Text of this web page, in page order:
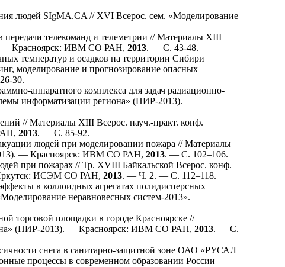
людей SIgMA.CA // XVI Всерос. сем. «Моделирование
передачи телекоманд и телеметрии // Материалы XIII
— Красноярск: ИВМ СО РАН, 2013. — С. 43-48.
температур и осадков на территории Сибири
моделирование и прогнозирование опасных
30.
аппаратного комплекса для задач радиационно-
информатизации региона» (ПИР-2013). —
// Материалы XIII Всерос. науч.-практ. конф.
2013. — С. 85-92.
людей при моделировании пожара // Материалы
— Красноярск: ИВМ СО РАН, 2013. — С. 102–106.
при пожарах // Тр. XVIII Байкальской Всерос. конф.
Иркутск: ИСЭМ СО РАН, 2013. — Ч. 2. — С. 112–118.
в коллоидных агрегатах полидисперсных
неравновесных систем-2013». —
торговой площадки в городе Красноярске //
(ПИР-2013). — Красноярск: ИВМ СО РАН, 2013. — С.
снега в санитарно-защитной зоне ОАО «РУСАЛ
процессы в современном образовании России